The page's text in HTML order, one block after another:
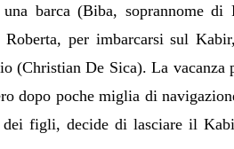
barca (Biba, soprannome di
per imbarcarsi sul
(Christian De Sica). La vacanza
dopo poche miglia di
dei figli, decide di lasciare il